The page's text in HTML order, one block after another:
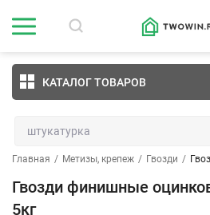
КАТАЛОГ ТОВАРОВ
Главная / Метизы, крепеж / Гвозди /
Гвозди финишные
5кг